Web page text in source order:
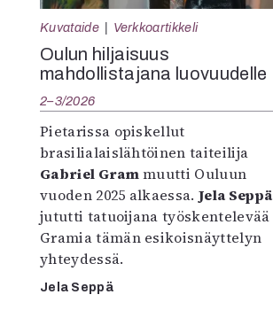
Kuvataide Verkkoartikkeli
Oulun hiljaisuus
mahdollistajana luovuudelle
2–3/2026
Pietarissa opiskellut
brasilialaislähtöinen taiteilija
Gabriel Grammuutti Ouluun
vuoden 2025 alkaessa.Jela Seppä
jututti tatuoijana työskentelevää
Gramia tämän esikoisnäyttelyn
yhteydessä.
Jela Seppä